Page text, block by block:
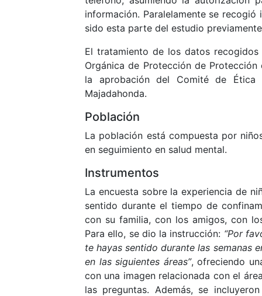
información. Paralelamente se
sido esta parte del estudio
El tratamiento de los datos
Orgánica de Protección de
la aprobación del Comité de
Majadahonda.
Población
La población está compuesta por
en seguimiento en salud mental.
Instrumentos
La encuesta sobre la experiencia de
sentido durante el tiempo de
con su familia, con los amigos, con
Para ello, se dio la instrucción: “Por
te hayas sentido durante las semanas
en las siguientes áreas”, ofreciendo
con una imagen relacionada con el
las preguntas. Además, se